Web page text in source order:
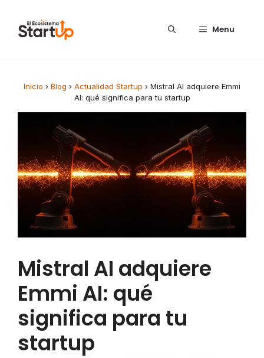
Menu
Inicio › Blog › Actualidad Startup › Mistral AI adquiere Emmi
AI: qué significa para tu startup
Mistral AI adquiere
Emmi AI: qué
significa para tu
startup